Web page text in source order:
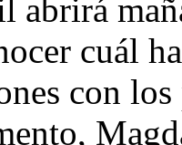
cuál
con